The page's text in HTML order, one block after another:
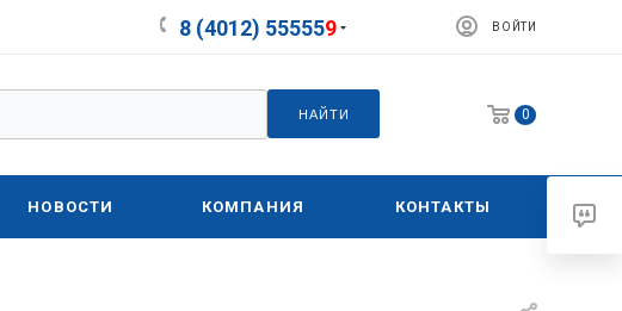
8 (4012) 555559 ВОЙТИ
НАЙТИ 0
НОВОСТИ КОМПАНИЯ КОНТАКТЫ